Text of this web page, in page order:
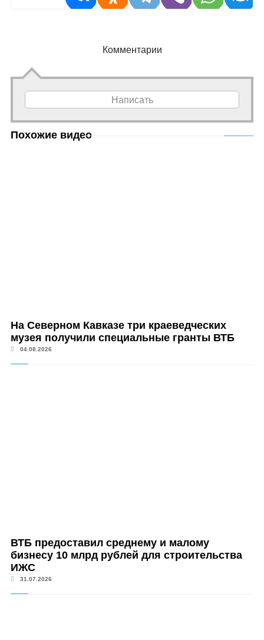
Комментарии
Написать
Похожие видео
На Северном Кавказе три краеведческих
музея получили специальные гранты ВТБ
04.08.2026
ВТБ предоставил среднему и малому
бизнесу 10 млрд рублей для строительства
ИЖС
31.07.2026